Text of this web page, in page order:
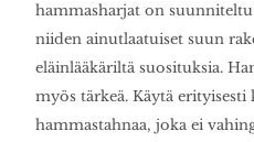
hammasharjat on
niiden ainutlaatuiset suun
eläinlääkäriltä suosituksia.
myös tärkeä. Käytä
hammastahnaa, joka ei